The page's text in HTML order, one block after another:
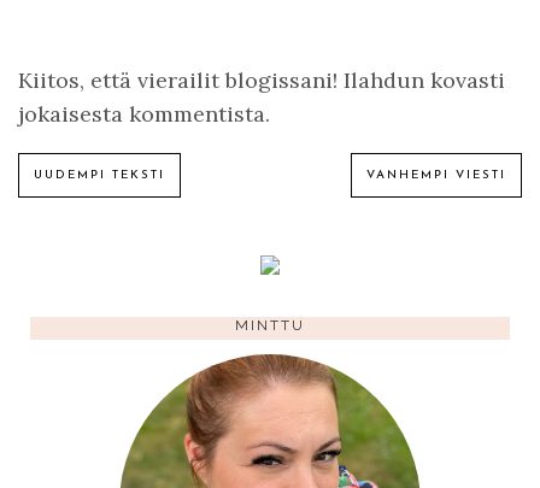
Kiitos, että vierailit blogissani! Ilahdun kovasti
jokaisesta kommentista.
UUDEMPI TEKSTI VANHEMPI VIESTI
MINTTU